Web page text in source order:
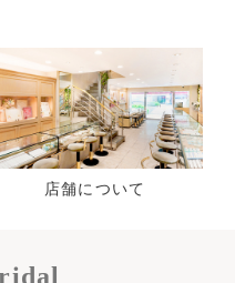
店舗について